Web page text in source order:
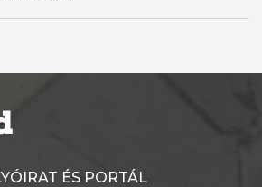
ÉS PORTÁL